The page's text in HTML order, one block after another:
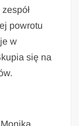
powrotu
w
się na